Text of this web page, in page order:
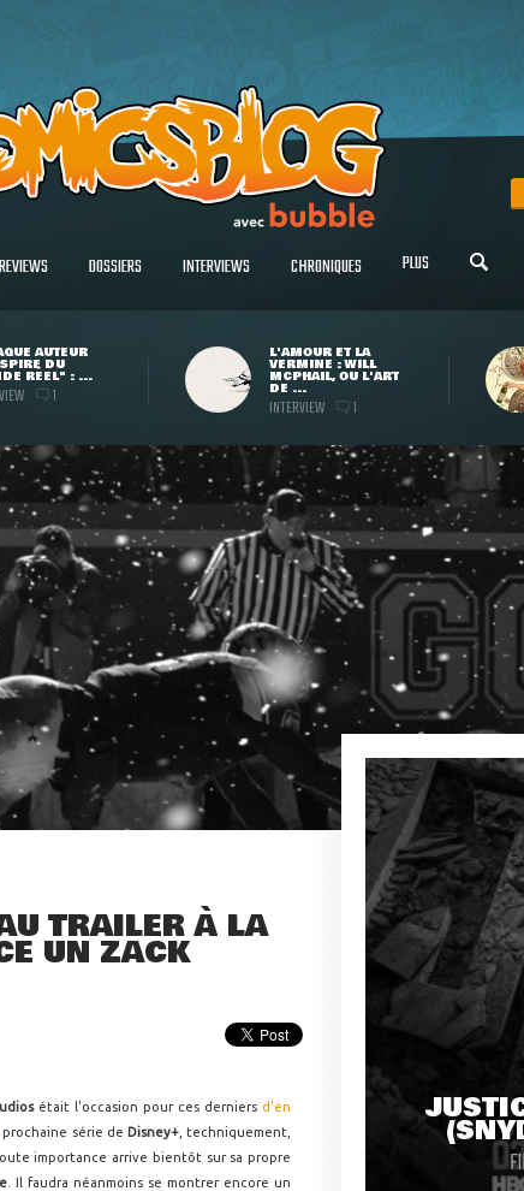
DOSSIERS INTERVIEWS CHRONIQUES PLUS
AUTEUR
DU
RÉEL" : ...
1
L'AMOUR ET LA
VERMINE : WILL
MCPHAIL, OU L'ART
DE ...
INTERVIEW 1
TRAILER À LA
UN ZACK
était l'occasion pour ces derniers d'en
prochaine série de Disney+, techniquement,
importance arrive bientôt sur sa propre
. Il faudra néanmoins se montrer encore un